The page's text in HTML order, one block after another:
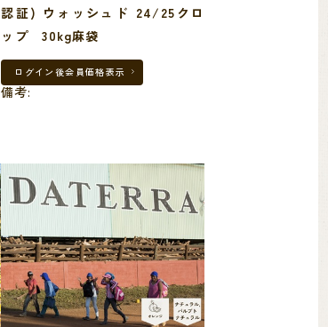
認証) ウォッシュド 24/25クロ
ップ 30kg麻袋
ログイン後会員価格表示
備考: